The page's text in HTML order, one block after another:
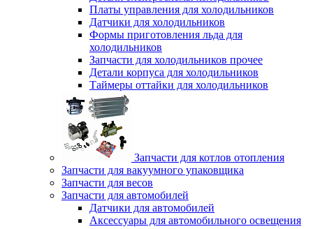
Платы управления для холодильников
Датчики для холодильников
Формы приготовления льда для
холодильников
Запчасти для холодильников прочее
Детали корпуса для холодильников
Таймеры оттайки для холодильников
Запчасти для котлов отопления
Запчасти для вакуумного упаковщика
Запчасти для весов
Запчасти для автомобилей
Датчики для автомобилей
Аксессуары для автомобильного освещения